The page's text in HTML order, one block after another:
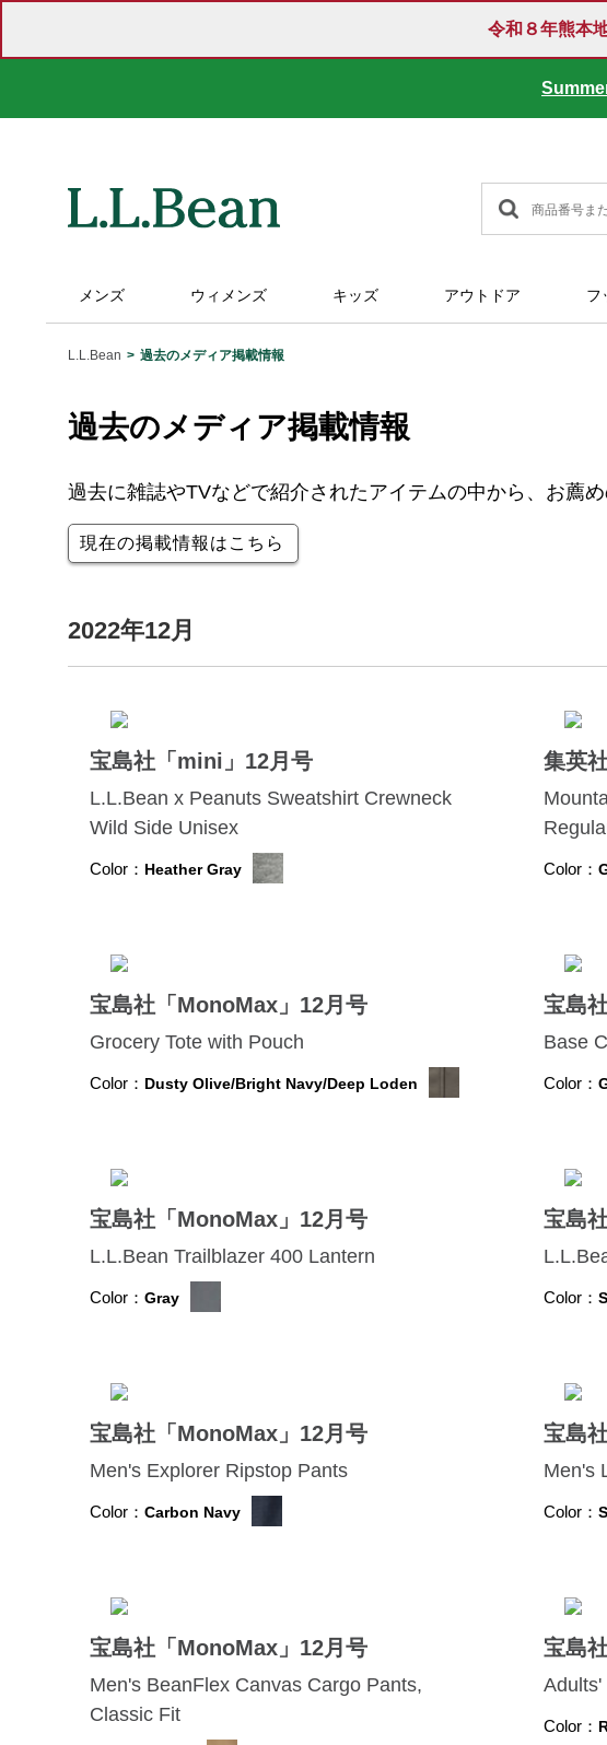
令和８年熊本
メンズ ウィメンズ キッズ アウトドア フ
L.L.Bean 過去のメディア掲載情報
過去のメディア掲載情報
過去に雑誌やTVなどで紹介されたアイテムの中から、お薦め
現在の掲載情報はこちら
2022年12月
宝島社「mini」12月号
L.L.Bean x Peanuts Sweatshirt Crewneck
Wild Side Unisex
Color： Heather Gray
集英
Color：
宝島社「MonoMax」12月号
Grocery Tote with Pouch
Color： Dusty Olive/Bright Navy/Deep Loden
宝島
Base
Color：
宝島社「MonoMax」12月号
L.L.Bean Trailblazer 400 Lantern
Color： Gray
宝島
Color：
宝島社「MonoMax」12月号
Men's Explorer Ripstop Pants
Color： Carbon Navy
宝島
Men's
Color：
宝島社「MonoMax」12月号
Men's BeanFlex Canvas Cargo Pants,
Classic Fit
宝島
Adults'
Color：